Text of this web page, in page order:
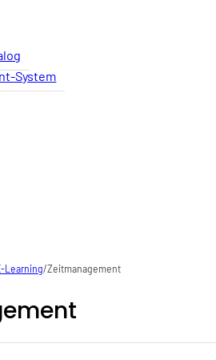
System
Learning/Zeitmanagement